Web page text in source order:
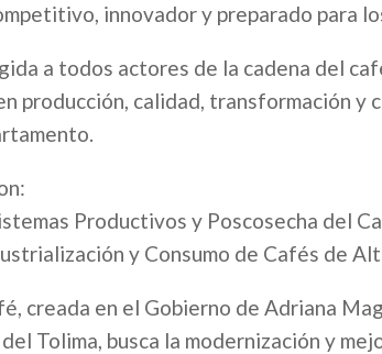
innovador y preparado para
a todos actores de la cadena del
producción, calidad, transformación
Productivos y Poscosecha del
y Consumo de Cafés de
creada en el Gobierno de Adriana
Tolima, busca la modernización y